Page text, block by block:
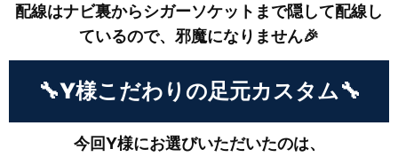
配線はナビ裏からシガーソケットまで隠して配線し
ているので、邪魔になりません🎉
🔧Y様こだわりの足元カスタム🔧
今回Y様にお選びいただいたのは、